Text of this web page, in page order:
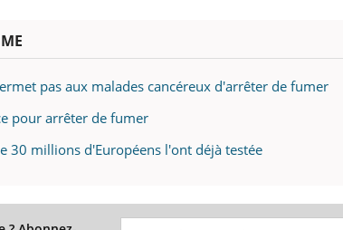
pas aux malades cancéreux d'arrêter de fumer
pour arrêter de fumer
30 millions d'Européens l'ont déjà testée